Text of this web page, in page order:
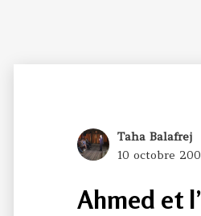
Author
Taha Balafrej
Posted
10 octobre
Ahmed et